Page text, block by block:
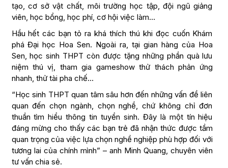
tạo, cơ sở vật chất, môi trường học tập, đội ngũ giảng
viên, học bổng, học phí, cơ hội việc làm…
Hầu hết các bạn tỏ ra khá thích thú khi đọc cuốn Khám
phá Đại học Hoa Sen. Ngoài ra, tại gian hàng của Hoa
Sen, học sinh THPT còn được tặng những phần quà lưu
niệm thú vị, tham gia gameshow thử thách phản ứng
nhanh, thử tài pha chế…
“Học sinh THPT quan tâm sâu hơn đến những vấn đề liên
quan đến chọn ngành, chọn nghề, chứ không chỉ đơn
thuần tìm hiểu thông tin tuyển sinh. Đây là một tín hiệu
đáng mừng cho thấy các bạn trẻ đã nhận thức được tầm
quan trọng của việc lựa chọn nghề nghiệp phù hợp đối với
tương lai của chính mình” – anh Minh Quang, chuyên viên
tư vấn chia sẻ.